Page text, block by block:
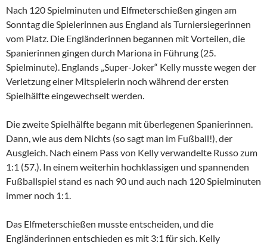
Nach 120 Spielminuten und Elfmeterschießen gingen am
Sonntag die Spielerinnen aus England als Turniersiegerinnen
vom Platz. Die Engländerinnen begannen mit Vorteilen, die
Spanierinnen gingen durch Mariona in Führung (25.
Spielminute). Englands „Super-Joker“ Kelly musste wegen der
Verletzung einer Mitspielerin noch während der ersten
Spielhälfte eingewechselt werden.
Die zweite Spielhälfte begann mit überlegenen Spanierinnen.
Dann, wie aus dem Nichts (so sagt man im Fußball!), der
Ausgleich. Nach einem Pass von Kelly verwandelte Russo zum
1:1 (57.). In einem weiterhin hochklassigen und spannenden
Fußballspiel stand es nach 90 und auch nach 120 Spielminuten
immer noch 1:1.
Das Elfmeterschießen musste entscheiden, und die
Engländerinnen entschieden es mit 3:1 für sich. Kelly